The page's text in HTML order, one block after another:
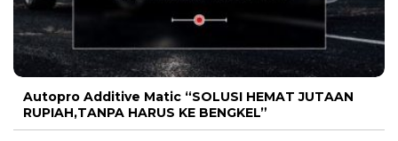
Autopro Additive Matic “SOLUSI HEMAT JUTAAN
RUPIAH,TANPA HARUS KE BENGKEL”